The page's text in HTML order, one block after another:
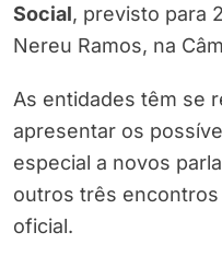
Social, previsto para
Nereu Ramos, na
As entidades têm se
apresentar os
especial a novos
outros três
oficial.